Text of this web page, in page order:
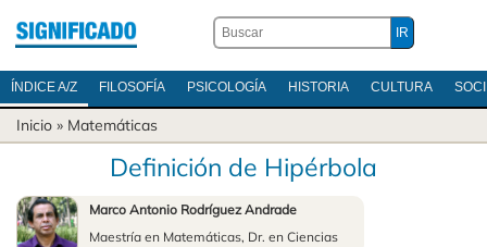
ÍNDICE A/Z FILOSOFÍA PSICOLOGÍA HISTORIA CULTURA
Inicio » Matemáticas
Definición de Hipérbola
Marco Antonio Rodríguez Andrade
Maestría en Matemáticas, Dr. en Ciencias